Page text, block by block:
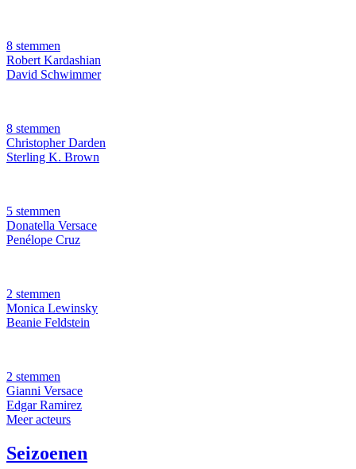
8 stemmen
Robert Kardashian
David Schwimmer
8 stemmen
Christopher Darden
Sterling K. Brown
5 stemmen
Donatella Versace
Penélope Cruz
2 stemmen
Monica Lewinsky
Beanie Feldstein
2 stemmen
Gianni Versace
Edgar Ramirez
Meer acteurs
Seizoenen